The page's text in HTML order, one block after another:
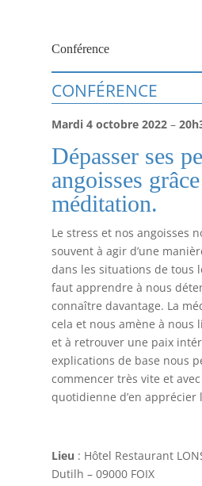
Conférence
CONFÉRENCE
Mardi 4 octobre 2022–
Dépasser ses
angoisses
méditation.
Le stress et nos angoisses
souvent à agir d’une
dans les situations de tous
faut apprendre à nous
connaître davantage. La
cela et nous amène à nous
et à retrouver une paix
explications de base nous
commencer très vite et
quotidienne d’en apprécier
Lieu : Hôtel Restaurant
Dutilh – 09000 FOIX